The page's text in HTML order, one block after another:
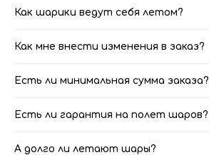
Как шарики ведут себя летом?
Как мне внести изменения в заказ?
Есть ли минимальная сумма заказа?
Есть ли гарантия на полет шаров?
А долго ли летают шары?